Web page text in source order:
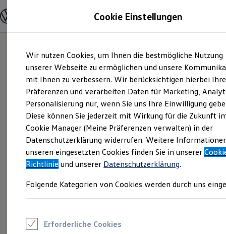
Hauptinhalt
springen
Footer
springen
Modelle und Konfigurator
Modelle vergleichen
Elektroautos
ENERGY Sondermodelle
Nutzfahrzeuge
SUV und CUV
Familienautos
Kombis
Kompaktwagen
Sportwagen
Schnell verfügbare Fahrzeuge
Angebote und Produkte
Aktuelle Angebote
E-Auto-Förderung
Volkswagen Marktplatz
Junge Gebrauchtwagen und Gebrauchtwagen
Saisonangebote
Cookie Einstellungen
Wir nutzen Cookies, um Ihnen die bestmögliche Nutzung
unserer Webseite zu ermöglichen und unsere
mit Ihnen zu verbessern. Wir berücksichtigen hierbei Ihre
Präferenzen und verarbeiten Daten für Marketing,
Personalisierung nur, wenn Sie uns Ihre Einwilligung
Diese können Sie jederzeit mit Wirkung für die Zukunft
Cookie Manager (Meine Präferenzen verwalten) in der
Datenschutzerklärung widerrufen. Weitere
unseren eingesetzten Cookies finden Sie in unserer
Richtlinie und unserer Datenschutzerklärung.
Folgende Kategorien von Cookies werden durch uns
Erforderliche Cookies